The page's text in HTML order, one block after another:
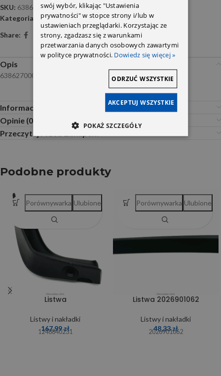
SKU: 6386270008
Kategoria:
Listwy i nakładki
Share:
Opis
6386270008
Informacje dodatkowe
Opinie (0)
Przeczytaj Przed Zakupem
Podobne produkty
Listwa
Listwy i nakładki
167,99zł
1248840231
Porównywarka Ulubione
Listwa 2026901062
Listwy i nakładki
48,33zł
2026901062
Porównywarka Ulubione
swój wybór, klikając "Ustawienia
prywatności" w stopce strony i/lub w
ustawieniach przeglądarki. Korzystając ze
strony, zgadzasz się z warunkami
przetwarzania danych osobowych zawartymi
w polityce prywatności. Dowiedz się więcej »
AKCEPTUJ WSZYSTKIE
ODRZUĆ WSZYSTKIE
POKAŻ SZCZEGÓŁY